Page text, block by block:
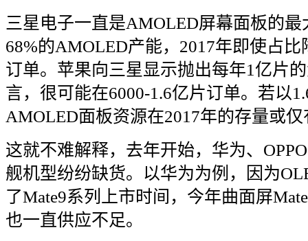
三星电子一直是AMOLED屏幕面板的最
68%的AMOLED产能， 2017年即使占比
订单。苹果向三星显示抛出每年1 亿片
言，很可能在6000-1.6亿片订单。若以
AMOLED面板资源在2017年的存量或仅
这就不难解释，去年开始，华为、 OPPO
舰机型纷纷缺货。以华为为例，因为
了Mate9系列上市时间，今年曲面屏
也一直供应不足。